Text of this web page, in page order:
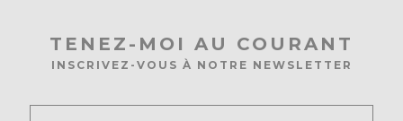
TENEZ-MOI AU COURANT
INSCRIVEZ-VOUS À NOTRE NEWSLETTER